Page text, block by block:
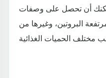
يمكنك أن تحصل على وصفات
البروتين، وغيرها من